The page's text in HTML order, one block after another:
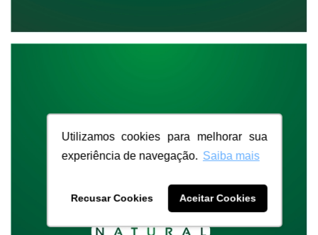
Utilizamos cookies para melhorar sua
experiência de navegação. Saiba mais
Recusar Cookies Aceitar Cookies